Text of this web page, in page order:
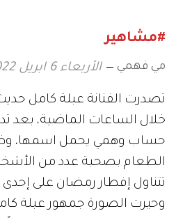
#مشاهير
مي فهمي الأربعاء 6 ابريل 2022 12:11
تصدرت الفنانة عبلة كامل
خلال الساعات الماضية، بعد
حساب وهمي يحمل اسمها،
الطعام بصحبة عدد من
تتناول إفطار رمضان على إحدى
وحيرت الصورة جمهور عبلة